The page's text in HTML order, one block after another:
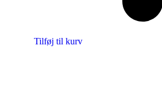
Tilføj til kurv